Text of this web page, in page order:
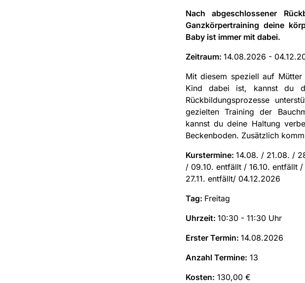
Nach abgeschlossener
Ganzkörpertraining deine
Baby ist immer mit dabei.
Zeitraum: 14.08.2026 -
Mit diesem speziell auf
Kind dabei ist, kannst du
Rückbildungsprozesse
gezielten Training der
kannst du deine Haltung
Beckenboden. Zusätzlich
Kurstermine: 14.08. / 21.08. /
/ 09.10. entfällt / 16.10. entfällt
27.11. entfällt/ 04.12.2026
Tag: Freitag
Uhrzeit: 10:30 - 11:30 Uhr
Erster Termin: 14.08.2026
Anzahl Termine: 13
Kosten: 130,00 €